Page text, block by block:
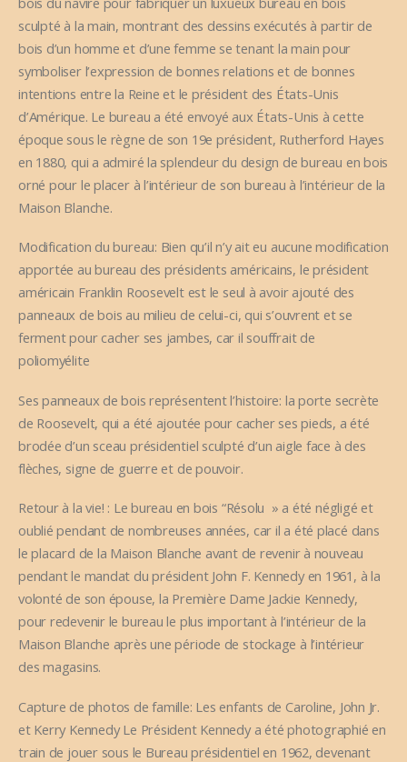
sculpté à la main, montrant des dessins exécutés à partir de
bois d’un homme et d’une femme se tenant la main pour
symboliser l’expression de bonnes relations et de bonnes
intentions entre la Reine et le président des États-Unis
d’Amérique. Le bureau a été envoyé aux États-Unis à cette
époque sous le règne de son 19e président, Rutherford Hayes
en 1880, qui a admiré la splendeur du design de bureau en bois
orné pour le placer à l’intérieur de son bureau à l’intérieur de la
Maison Blanche.
Modification du bureau: Bien qu’il n’y ait eu aucune modification
apportée au bureau des présidents américains, le président
américain Franklin Roosevelt est le seul à avoir ajouté des
panneaux de bois au milieu de celui-ci, qui s’ouvrent et se
ferment pour cacher ses jambes, car il souffrait de
poliomyélite
Ses panneaux de bois représentent l’histoire: la porte secrète
de Roosevelt, qui a été ajoutée pour cacher ses pieds, a été
brodée d’un sceau présidentiel sculpté d’un aigle face à des
flèches, signe de guerre et de pouvoir.
Retour à la vie! : Le bureau en bois “Résolu » a été négligé et
oublié pendant de nombreuses années, car il a été placé dans
le placard de la Maison Blanche avant de revenir à nouveau
pendant le mandat du président John F. Kennedy en 1961, à la
volonté de son épouse, la Première Dame Jackie Kennedy,
pour redevenir le bureau le plus important à l’intérieur de la
Maison Blanche après une période de stockage à l’intérieur
des magasins.
Capture de photos de famille: Les enfants de Caroline, John Jr.
et Kerry Kennedy Le Président Kennedy a été photographié en
train de jouer sous le Bureau présidentiel en 1962, devenant